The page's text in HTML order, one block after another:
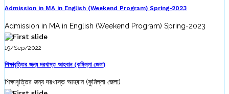
Admission in MA in English (Weekend Program) Spring-2023
Admission in MA in English (Weekend Program) Spring-2023
19/Sep/2022
শিক্ষাবৃত্তির জন্য দরখাস্ত আহবান (কুমিল্লা জেলা)
শিক্ষাবৃত্তির জন্য দরখাস্ত আহবান (কুমিল্লা জেলা)